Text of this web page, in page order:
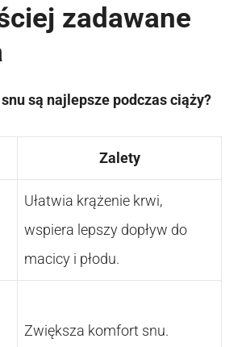
zadawane
są najlepsze podczas ciąży?
Zalety
Ułatwia krążenie krwi,
wspiera lepszy dopływ do
macicy i płodu.
Zwiększa komfort snu.